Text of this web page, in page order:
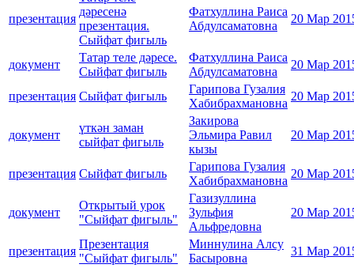
презентация
дәресенә
презентация.
Сыйфат фигыль
Фатхуллина Раиса
Абдулсаматовна
20 Мар
документ
Татар теле дәресе.
Сыйфат фигыль
Фатхуллина Раиса
Абдулсаматовна
20 Мар
презентация Сыйфат фигыль
Гарипова Гузалия
Хабибрахмановна
20 Мар
документ
үткән заман
сыйфат фигыль
Закирова
Эльмира Равил
кызы
20 Мар
презентация Сыйфат фигыль
Гарипова Гузалия
Хабибрахмановна
20 Мар
документ
Открытый урок
"Сыйфат фигыль"
Газизуллина
Зульфия
Альфредовна
20 Мар
презентация
Презентация
"Сыйфат фигыль"
Миннулина Алсу
Басыровна
31 Мар